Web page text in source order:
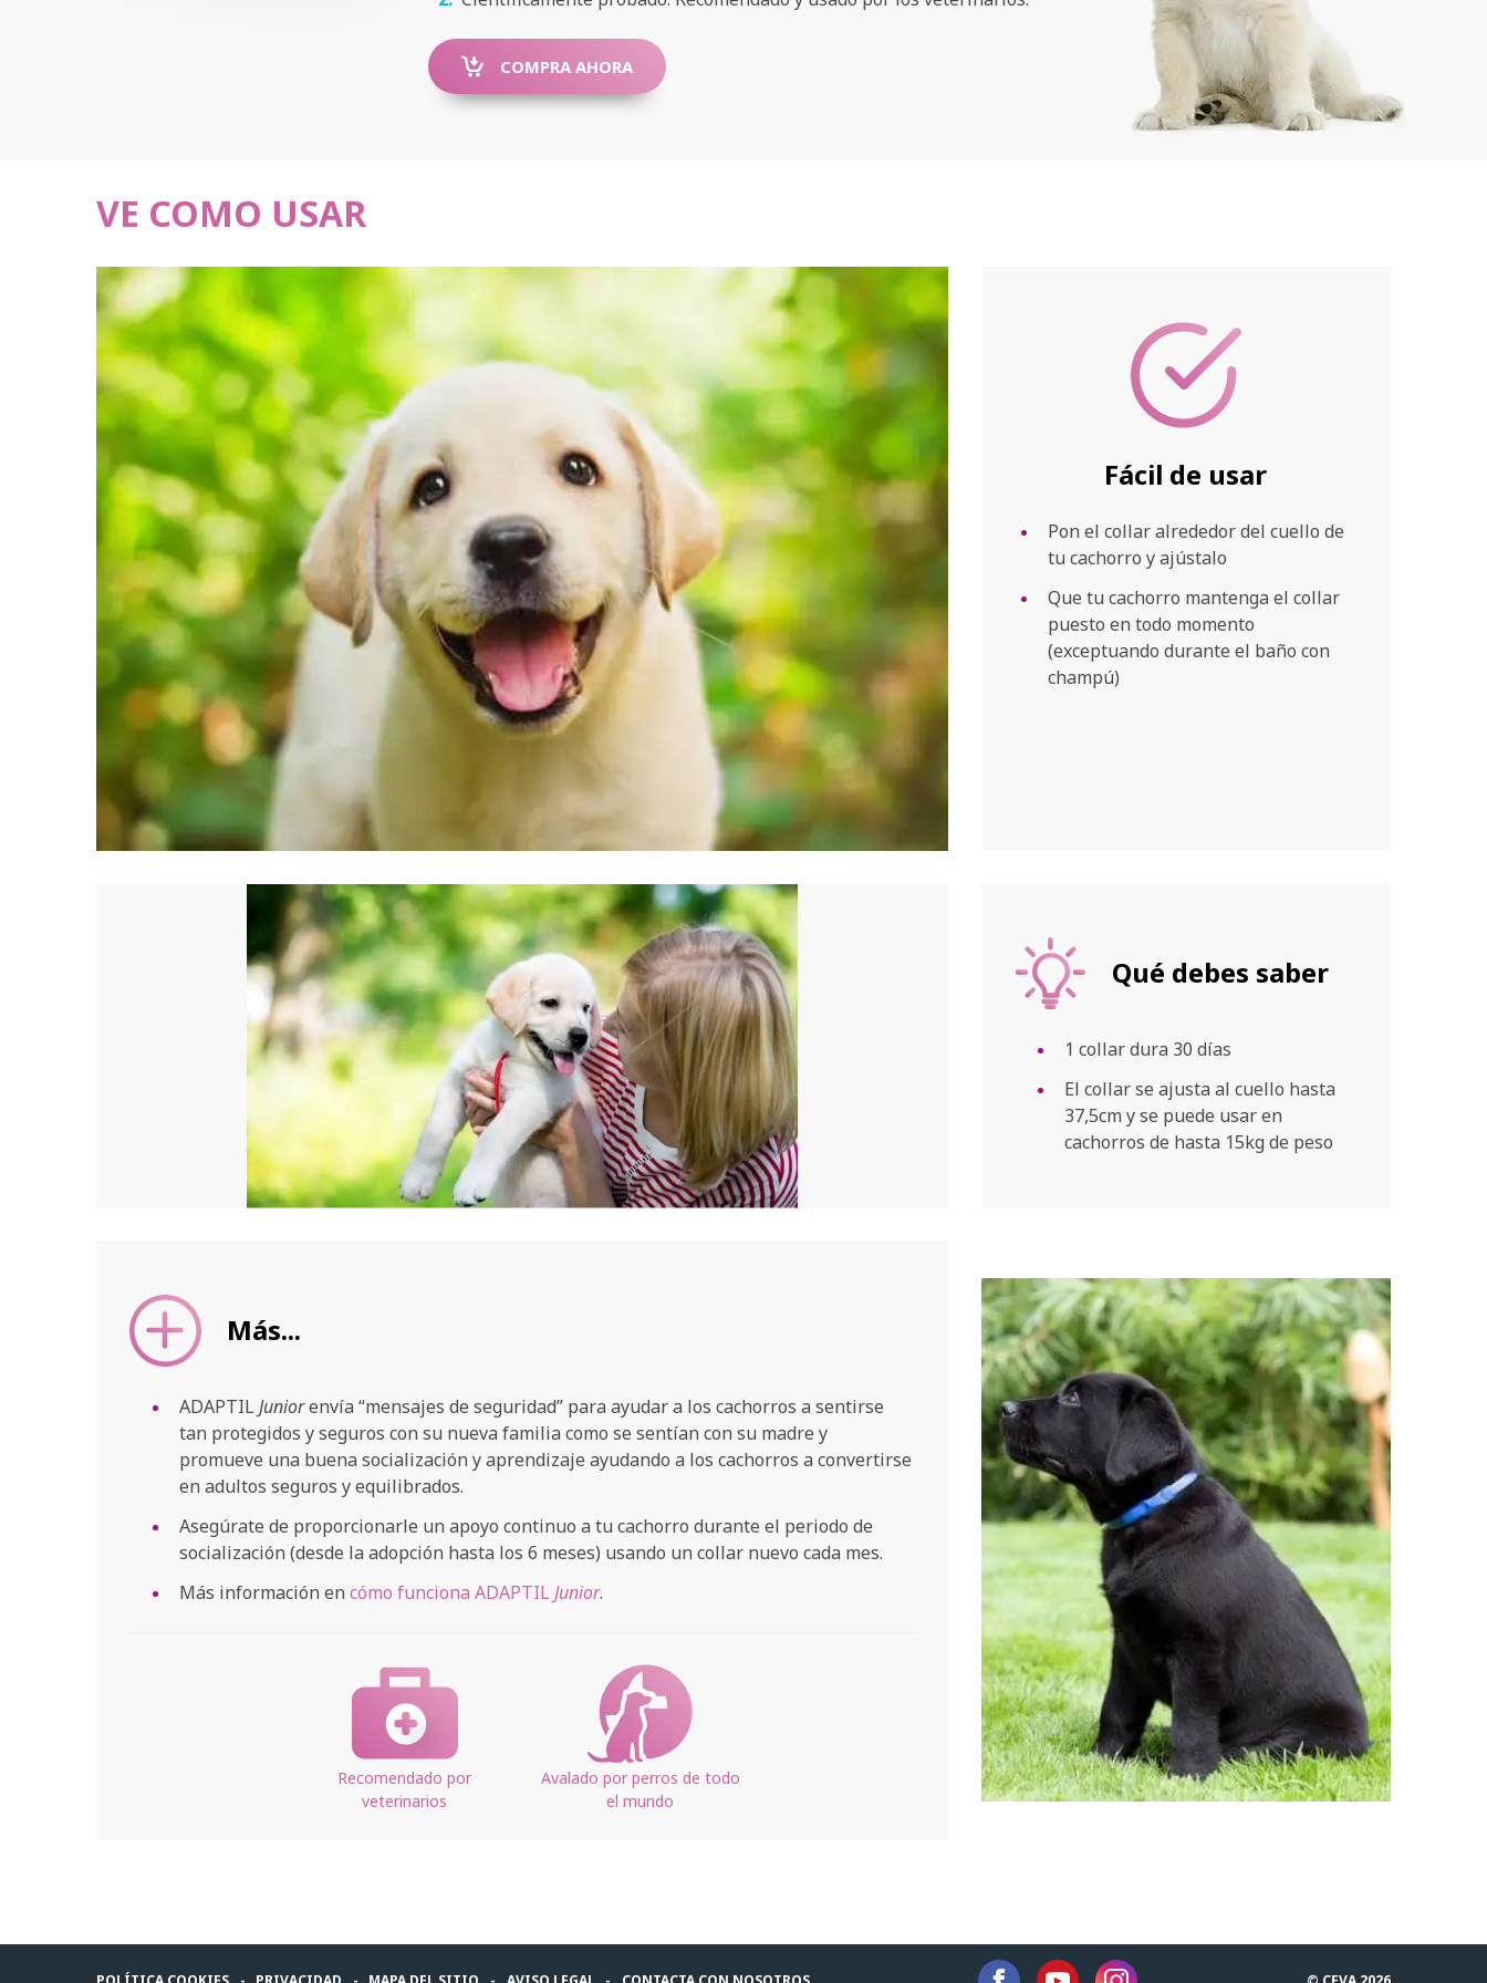
COMPRA AHORA
VE COMO USAR
Fácil de usar
Pon el collar alrededor del cuello de
tu cachorro y ajústalo
Que tu cachorro mantenga el collar
puesto en todo momento
(exceptuando durante el baño con
champú)
Qué debes saber
1 collar dura 30 días
El collar se ajusta al cuello hasta
37,5cm y se puede usar en
cachorros de hasta 15kg de peso
Más...
ADAPTILJuniorenvía “mensajes de seguridad” para ayudar a los cachorros a sentirse
tan protegidos y seguros con su nueva familia como se sentían con su madre y
promueve una buena socialización y aprendizaje ayudando a los cachorros a convertirse
en adultos seguros y equilibrados.
Asegúrate de proporcionarle un apoyo continuo a tu cachorro durante el periodo de
socialización (desde la adopción hasta los 6 meses) usando un collar nuevo cada mes.
Más información en cómo funciona ADAPTIL Junior.
Recomendado por
veterinarios
Avalado por perros de todo
el mundo